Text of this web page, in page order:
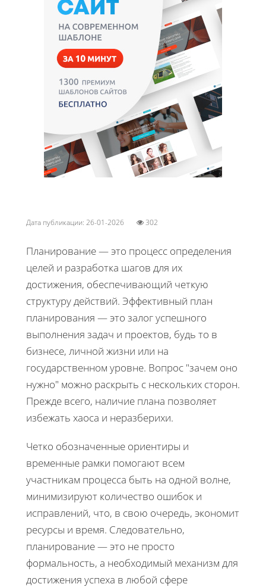
Дата публикации: 26-01-2026 302
Планирование — это процесс определения
целей и разработка шагов для их
достижения, обеспечивающий четкую
структуру действий. Эффективный план
планирования — это залог успешного
выполнения задач и проектов, будь то в
бизнесе, личной жизни или на
государственном уровне. Вопрос "зачем оно
нужно" можно раскрыть с нескольких сторон.
Прежде всего, наличие плана позволяет
избежать хаоса и неразберихи.
Четко обозначенные ориентиры и
временные рамки помогают всем
участникам процесса быть на одной волне,
минимизируют количество ошибок и
исправлений, что, в свою очередь, экономит
ресурсы и время. Следовательно,
планирование — это не просто
формальность, а необходимый механизм для
достижения успеха в любой сфере